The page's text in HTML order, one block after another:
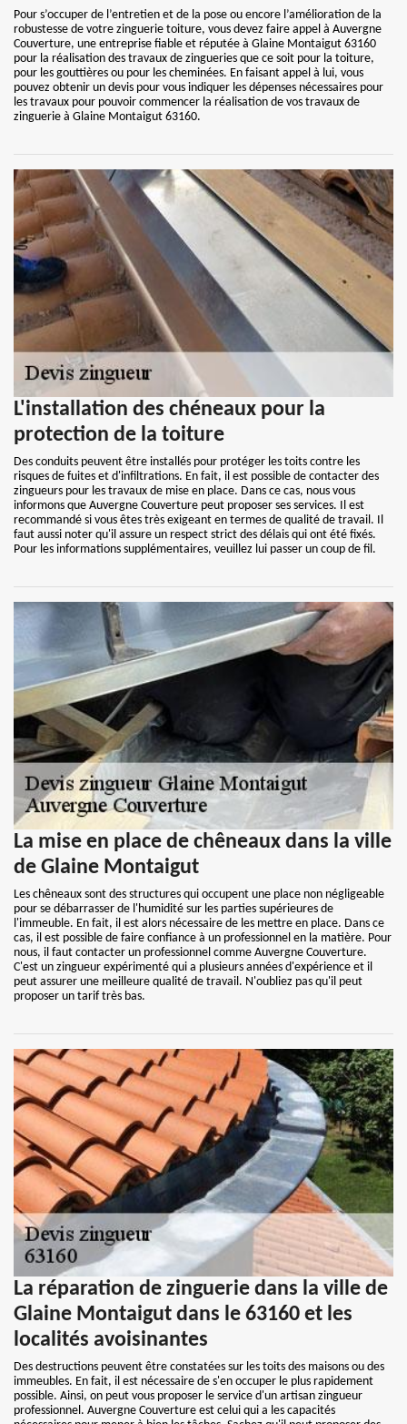
Pour s’occuper de l’entretien et de la pose ou encore l’amélioration de la
robustesse de votre zinguerie toiture, vous devez faire appel à Auvergne
Couverture, une entreprise fiable et réputée à Glaine Montaigut 63160
pour la réalisation des travaux de zingueries que ce soit pour la toiture,
pour les gouttières ou pour les cheminées. En faisant appel à lui, vous
pouvez obtenir un devis pour vous indiquer les dépenses nécessaires pour
les travaux pour pouvoir commencer la réalisation de vos travaux de
zinguerie à Glaine Montaigut 63160.
L'installation des chéneaux pour la
protection de la toiture
Des conduits peuvent être installés pour protéger les toits contre les
risques de fuites et d'infiltrations. En fait, il est possible de contacter des
zingueurs pour les travaux de mise en place. Dans ce cas, nous vous
informons que Auvergne Couverture peut proposer ses services. Il est
recommandé si vous êtes très exigeant en termes de qualité de travail. Il
faut aussi noter qu'il assure un respect strict des délais qui ont été fixés.
Pour les informations supplémentaires, veuillez lui passer un coup de fil.
La mise en place de chêneaux dans la ville
de Glaine Montaigut
Les chêneaux sont des structures qui occupent une place non négligeable
pour se débarrasser de l'humidité sur les parties supérieures de
l'immeuble. En fait, il est alors nécessaire de les mettre en place. Dans ce
cas, il est possible de faire confiance à un professionnel en la matière. Pour
nous, il faut contacter un professionnel comme Auvergne Couverture.
C'est un zingueur expérimenté qui a plusieurs années d'expérience et il
peut assurer une meilleure qualité de travail. N'oubliez pas qu'il peut
proposer un tarif très bas.
La réparation de zinguerie dans la ville de
Glaine Montaigut dans le 63160 et les
localités avoisinantes
Des destructions peuvent être constatées sur les toits des maisons ou des
immeubles. En fait, il est nécessaire de s'en occuper le plus rapidement
possible. Ainsi, on peut vous proposer le service d'un artisan zingueur
professionnel. Auvergne Couverture est celui qui a les capacités